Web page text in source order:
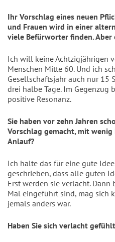
Ihr Vorschlag eines neuen
und Frauen wird in einer
viele Befürworter finden.
Ich will keine Achtzigjährigen
Menschen Mitte 60. Und ich
Gesellschaftsjahr auch nur 15
drei halbe Tage. Im Gegenzug
positive Resonanz.
Sie haben vor zehn Jahren
Vorschlag gemacht, mit
Anlauf?
Ich halte das für eine gute
geschrieben, dass alle guten
Erst werden sie verlacht. Dann
Mal eingeführt sind, mag sich
jemals anders war.
Haben Sie sich verlacht